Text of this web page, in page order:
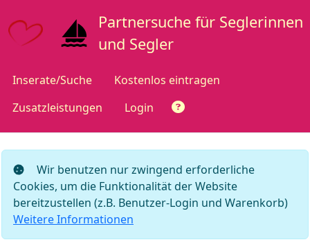
Partnersuche für Seglerinnen
und Segler
Inserate/Suche
Kostenlos eintragen
Zusatzleistungen
Login
Wir benutzen nur zwingend erforderliche
Cookies, um die Funktionalität der Website
bereitzustellen (z.B. Benutzer-Login und Warenkorb)
Weitere Informationen